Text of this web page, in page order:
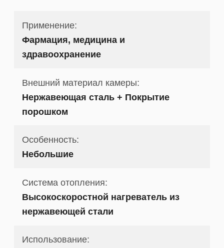
Применение:
Фармация, медицина и
здравоохранение
Внешний материал камеры:
Нержавеющая сталь + Покрытие
порошком
Особенность:
Небольшие
Система отопления:
Высокоскоростной нагреватель из
нержавеющей стали
Использование: